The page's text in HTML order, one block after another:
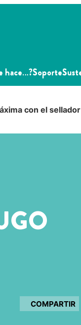
hace…?Soporte
con el
COMPARTIR